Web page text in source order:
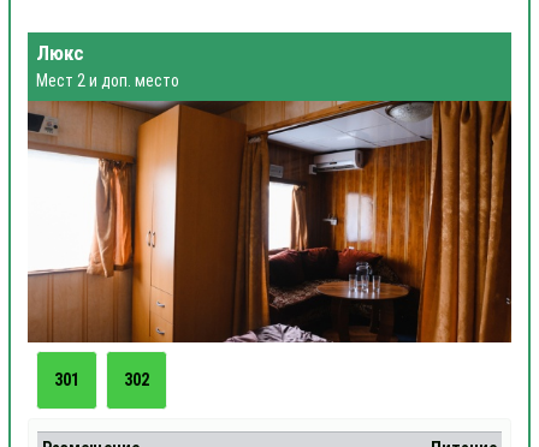
Люкс
Мест 2 и доп. место
301 302